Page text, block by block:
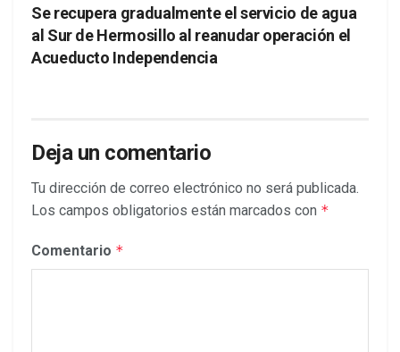
Se recupera gradualmente el servicio de agua
al Sur de Hermosillo al reanudar operación el
Acueducto Independencia
Deja un comentario
Tu dirección de correo electrónico no será publicada.
Los campos obligatorios están marcados con *
Comentario *